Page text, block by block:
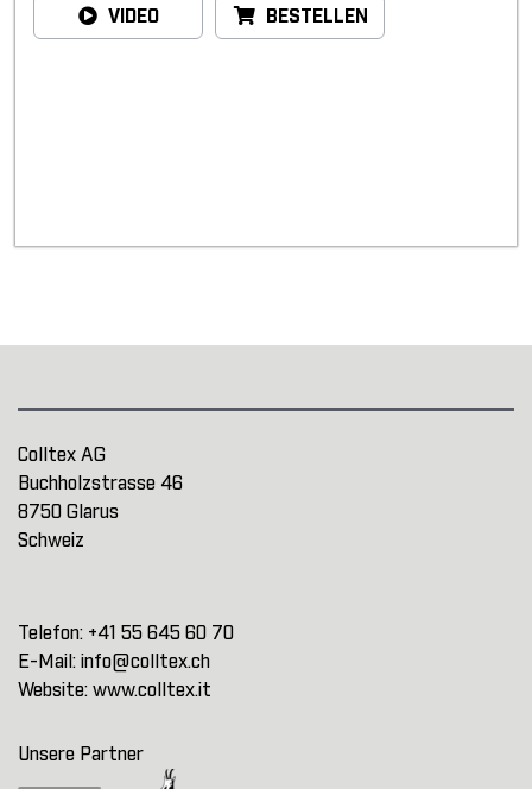
VIDEO BESTELLEN
Colltex AG
Buchholzstrasse 46
8750 Glarus
Schweiz
Telefon: +41 55 645 60 70
E-Mail: info@colltex.ch
Website: www.colltex.it
Unsere Partner